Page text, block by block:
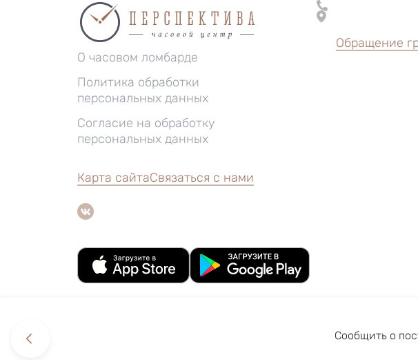
Сообщить о
О часовом ломбарде
Политика обработки
персональных данных
Согласие на обработку
персональных данных
Обращение
Карта сайтаСвязаться с нами
©2004–2026,